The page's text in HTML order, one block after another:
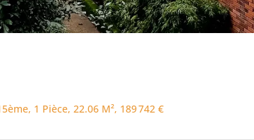
1 Pièce, 22.06 M², 189 742 €